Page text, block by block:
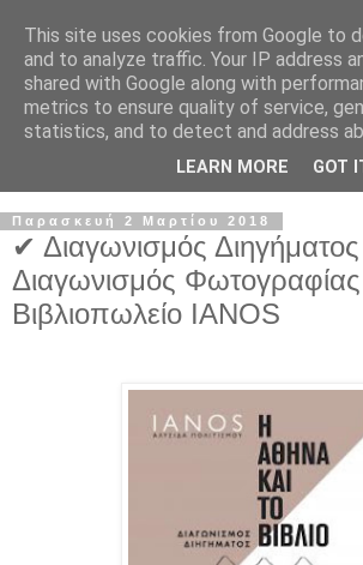
Παρασκευή 2 Μαρτίου 2018
✔ Διαγωνισμός
Διαγωνισμός
Βιβλιοπωλείο IANOS
This site uses cookies from Google to
and to analyze traffic. Your IP address
shared with Google along with
metrics to ensure quality of service,
statistics, and to detect and address
LEARN MORE GOT